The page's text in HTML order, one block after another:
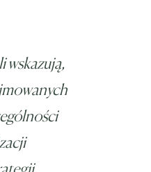
wskazują,